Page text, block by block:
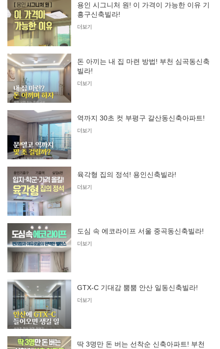
용인 시그니처 원! 이 가격이 가능한 이유 기
흥구신축빌라!
더보기
돈 아끼는 내 집 마련 방법! 부천 심곡동신축
빌라!
더보기
역까지 30초 컷 부평구 갈산동신축아파트!
더보기
육각형 집의 정석! 용인신축빌라!
더보기
도심 속 에코라이프 서울 중곡동신축빌라!
더보기
GTX-C 기대감 뿜뿜 안산 일동신축빌라!
더보기
딱 3명만 돈 버는 선착순 신축아파트! 부천